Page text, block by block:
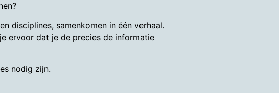
disciplines, samenkomen in één verhaal.
ervoor dat je de precies de informatie
nodig zijn.